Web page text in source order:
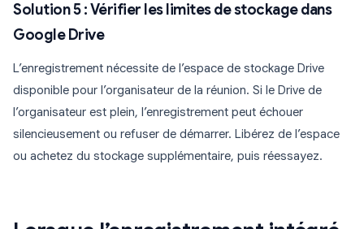
Solution 5 : Vérifier les limites de stockage dans
Google Drive
L’enregistrement nécessite de l’espace de stockage Drive
disponible pour l’organisateur de la réunion. Si le Drive de
l’organisateur est plein, l’enregistrement peut échouer
silencieusement ou refuser de démarrer. Libérez de l’espace
ou achetez du stockage supplémentaire, puis réessayez.